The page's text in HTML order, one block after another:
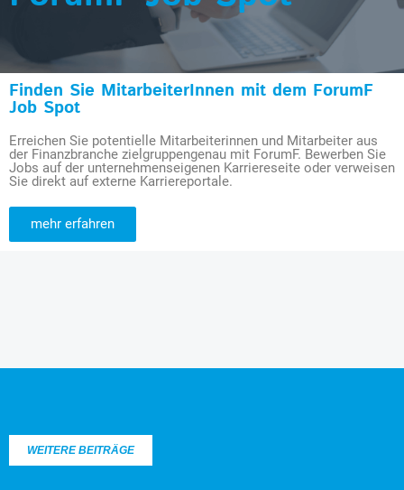
Finden Sie MitarbeiterInnen mit dem ForumF
Job Spot
Erreichen Sie potentielle Mitarbeiterinnen und Mitarbeiter aus
der Finanzbranche zielgruppengenau mit ForumF. Bewerben Sie
Jobs auf der unternehmenseigenen Karriereseite oder verweisen
Sie direkt auf externe Karriereportale.
mehr erfahren
WEITERE BEITRÄGE